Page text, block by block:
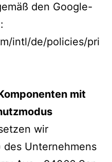
den Google-
intl/de/policies/pri
mit
wir
des Unternehmens